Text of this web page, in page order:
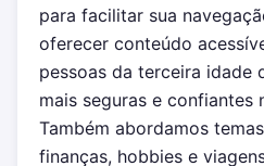
para facilitar sua
oferecer conteúdo
pessoas da terceira idade
mais seguras e confiantes
Também abordamos
finanças, hobbies e